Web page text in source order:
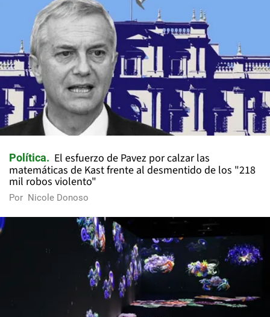
Política
El esfuerzo de Pavez por calzar las
matemáticas de Kast frente al desmentido de los "218
mil robos violento"
Por Nicole Donoso